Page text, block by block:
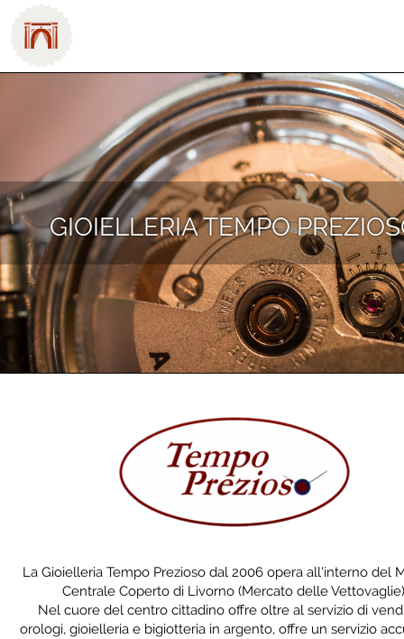
GIOIELLERIA TEMPO
La Gioielleria Tempo Prezioso dal 2006 opera all'interno del
Centrale Coperto di Livorno (Mercato delle
Nel cuore del centro cittadino offre oltre al servizio di
orologi, gioielleria e bigiotteria in argento, offre un servizio